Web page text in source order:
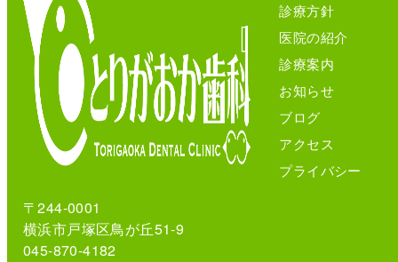
〒244-0001
横浜市戸塚区鳥が丘51-9
045-870-4182
診療方針
医院の紹介
診療案内
お知らせ
ブログ
アクセス
プライバシー